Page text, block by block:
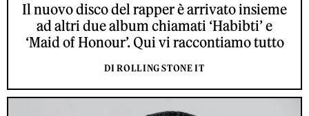
Il nuovo disco del rapper è arrivato insieme
ad altri due album chiamati ‘Habibti’ e
‘Maid of Honour’. Qui vi raccontiamo tutto
DI ROLLING STONE IT